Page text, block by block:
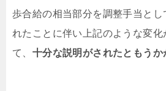
歩合給の相当部分を調整手当とし
れたことに伴い上記のような変
て、 十分な説明がされたともうか